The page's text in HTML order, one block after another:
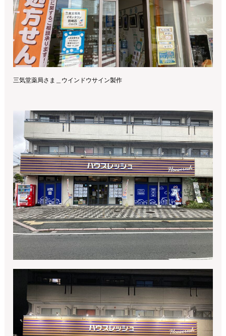
三気堂薬局さま＿ウインドウサイン製作